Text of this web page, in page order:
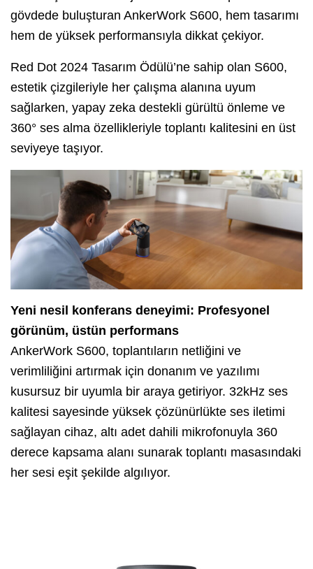
gövdede buluşturan AnkerWork S600, hem tasarımı
hem de yüksek performansıyla dikkat çekiyor.
Red Dot 2024 Tasarım Ödülü’ne sahip olan S600,
estetik çizgileriyle her çalışma alanına uyum
sağlarken, yapay zeka destekli gürültü önleme ve
360° ses alma özellikleriyle toplantı kalitesini en üst
seviyeye taşıyor.
Yeni nesil konferans deneyimi: Profesyonel
görünüm, üstün performans
AnkerWork S600, toplantıların netliğini ve
verimliliğini artırmak için donanım ve yazılımı
kusursuz bir uyumla bir araya getiriyor. 32kHz ses
kalitesi sayesinde yüksek çözünürlükte ses iletimi
sağlayan cihaz, altı adet dahili mikrofonuyla 360
derece kapsama alanı sunarak toplantı masasındaki
her sesi eşit şekilde algılıyor.